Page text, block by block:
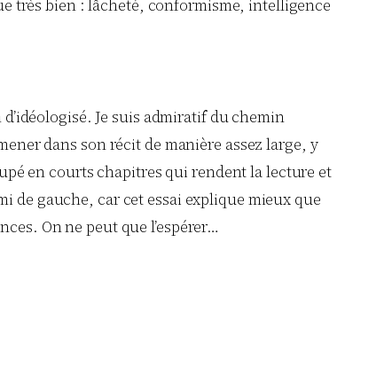
très bien : lâcheté, conformisme, intelligence
Je suis admiratif du chemin
dans son récit de manière assez large, y
en courts chapitres qui rendent la lecture et
de gauche, car cet essai explique mieux que
On ne peut que l’espérer…